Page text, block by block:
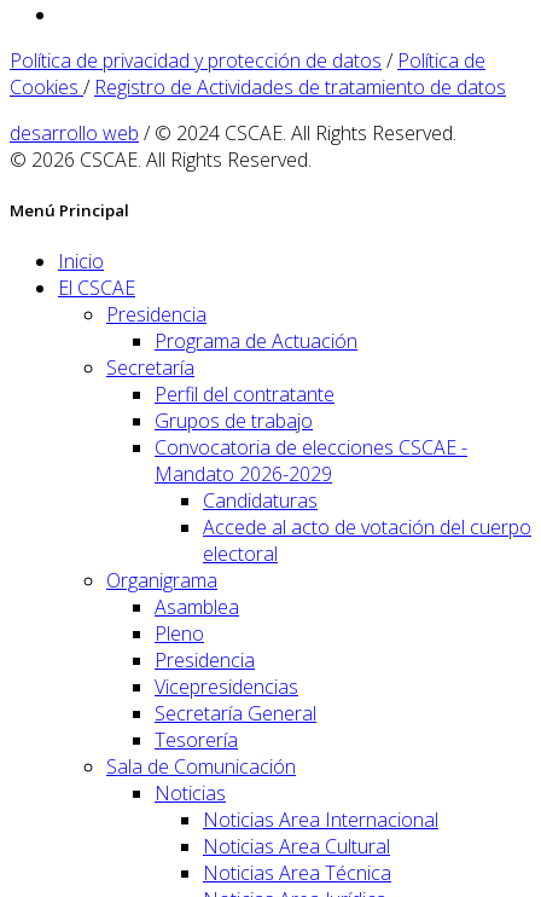
Política de privacidad y protección de datos / Política de
Cookies / Registro de Actividades de tratamiento de datos
desarrollo web / © 2024 CSCAE. All Rights Reserved.
© 2026 CSCAE. All Rights Reserved.
Menú Principal
Inicio
El CSCAE
Presidencia
Programa de Actuación
Secretaría
Perfil del contratante
Grupos de trabajo
Convocatoria de elecciones CSCAE -
Mandato 2026-2029
Candidaturas
Accede al acto de votación del cuerpo
electoral
Organigrama
Asamblea
Pleno
Presidencia
Vicepresidencias
Secretaría General
Tesorería
Sala de Comunicación
Noticias
Noticias Area Internacional
Noticias Area Cultural
Noticias Area Técnica